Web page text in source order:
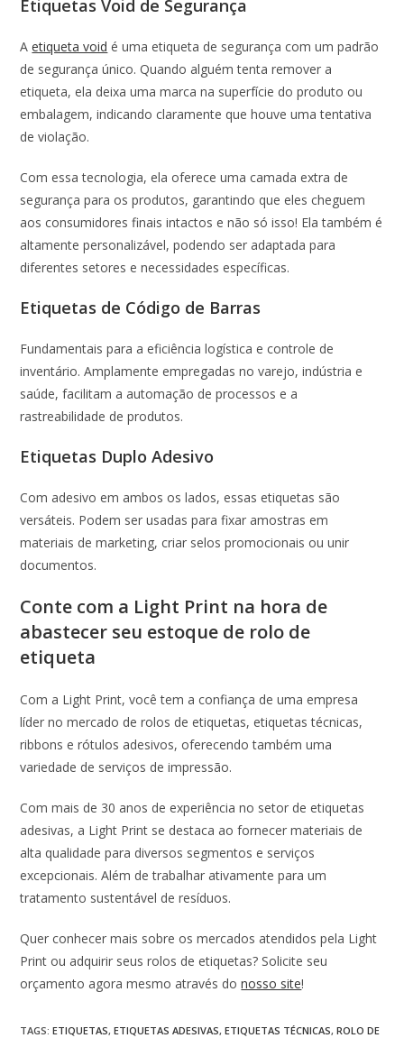
Etiquetas Void de Segurança
Aetiqueta void é uma etiqueta de segurança com um padrão
de segurança único. Quando alguém tenta remover a
etiqueta, ela deixa uma marca na superfície do produto ou
embalagem, indicando claramente que houve uma tentativa
de violação.
Com essa tecnologia, ela oferece uma camada extra de
segurança para os produtos, garantindo que eles cheguem
aos consumidores finais intactos e não só isso! Ela também é
altamente personalizável, podendo ser adaptada para
diferentes setores e necessidades específicas.
Etiquetas de Código de Barras
Fundamentais para a eficiência logística e controle de
inventário. Amplamente empregadas no varejo, indústria e
saúde, facilitam a automação de processos e a
rastreabilidade de produtos.
Etiquetas Duplo Adesivo
Com adesivo em ambos os lados, essas etiquetas são
versáteis. Podem ser usadas para fixar amostras em
materiais de marketing, criar selos promocionais ou unir
documentos.
Conte com a Light Print na hora de
abastecer seu estoque de rolo de
etiqueta
Com a Light Print, você tem a confiança de uma empresa
líder no mercado de rolos de etiquetas, etiquetas técnicas,
ribbons e rótulos adesivos, oferecendo também uma
variedade de serviços de impressão.
Com mais de 30 anos de experiência no setor de etiquetas
adesivas, a Light Print se destaca ao fornecer materiais de
alta qualidade para diversos segmentos e serviços
excepcionais. Além de trabalhar ativamente para um
tratamento sustentável de resíduos.
Quer conhecer mais sobre os mercados atendidos pela Light
Print ou adquirir seus rolos de etiquetas? Solicite seu
orçamento agora mesmo através donosso site!
TAGS:ETIQUETAS, ETIQUETAS ADESIVAS, ETIQUETAS TÉCNICAS, ROLO DE